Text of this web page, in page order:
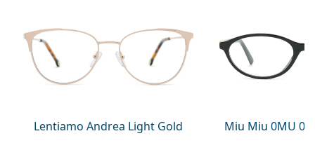
Lentiamo Andrea Light Gold Miu Miu 0MU